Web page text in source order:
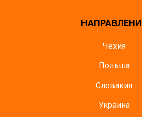
Чехия
Польша
Словакия
Украина